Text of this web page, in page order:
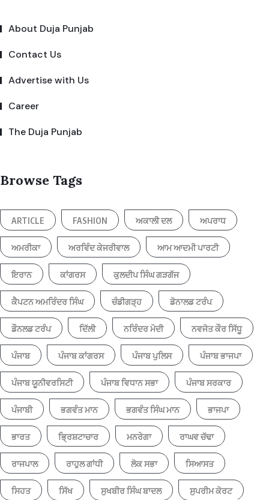
About Duja Punjab
Contact Us
Advertise with Us
Career
The Duja Punjab
Browse Tags
ARTICLE FASHION ਅਕਾਲੀ ਦਲ ਅਪਰਾਧ
ਅਮਰੀਕਾ ਅਰਵਿੰਦ ਕੇਜਰੀਵਾਲ ਆਮ ਆਦਮੀ ਪਾਰਟੀ
ਇਰਾਨ ਕਾਂਗਰਸ ਕੁਲਦੀਪ ਸਿੰਘ ਗੜਗੱਜ
ਕੈਪਟਨ ਅਮਰਿੰਦਰ ਸਿੰਘ ਚੰਡੀਗੜ੍ਹ ਡੋਨਾਲਡ ਟਰੰਪ
ਡੌਨਲਡ ਟਰੰਪ ਦਿੱਲੀ ਨਰਿੰਦਰ ਮੋਦੀ ਨਵਜੋਤ ਕੌਰ ਸਿੱਧੂ
ਪੰਜਾਬ ਪੰਜਾਬ ਕਾਂਗਰਸ ਪੰਜਾਬ ਪੁਲਿਸ ਪੰਜਾਬ ਭਾਜਪਾ
ਪੰਜਾਬ ਯੂਨੀਵਰਸਿਟੀ ਪੰਜਾਬ ਵਿਧਾਨ ਸਭਾ ਪੰਜਾਬ ਸਰਕਾਰ
ਪੰਜਾਬੀ ਭਗਵੰਤ ਮਾਨ ਭਗਵੰਤ ਸਿੰਘ ਮਾਨ ਭਾਜਪਾ
ਭਾਰਤ ਭ੍ਰਿਸ਼ਟਾਚਾਰ ਮਨਰੇਗਾ ਰਾਘਵ ਚੱਢਾ
ਰਾਜਪਾਲ ਰਾਹੁਲ ਗਾਂਧੀ ਲੋਕ ਸਭਾ ਸਿਆਸਤ
ਸਿਹਤ ਸਿੱਖ ਸੁਖਬੀਰ ਸਿੰਘ ਬਾਦਲ ਸੁਪਰੀਮ ਕੋਰਟ